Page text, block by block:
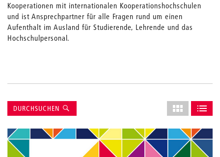
Kooperationen mit internationalen Kooperationshochschulen
und ist Ansprechpartner für alle Fragen rund um einen
Aufenthalt im Ausland für Studierende, Lehrende und das
Hochschulpersonal.
Suche
DURCHSUCHEN
Layout
des
Grids
anpassen
ALS GRIDALS